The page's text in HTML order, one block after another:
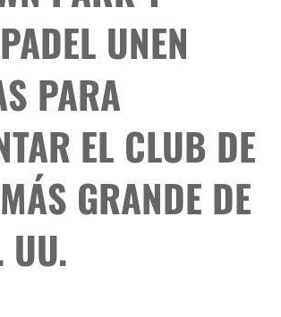
UNEN
PARA
EL CLUB DE
GRANDE DE
UU.